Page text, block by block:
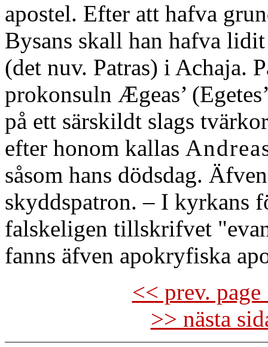
apostel. Efter att hafva
Bysans skall han hafva
(det nuv. Patras) i Achaja.
prokonsuln Ægeas’
på ett särskildt slags
efter honom kallas
såsom hans dödsdag.
skyddspatron. – I kyrkans
falskeligen tillskrifvet
fanns äfven apokryfiska
<< prev.
>> nästa